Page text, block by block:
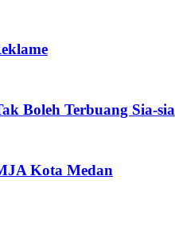
Boleh Terbuang Sia-sia
Kota Medan